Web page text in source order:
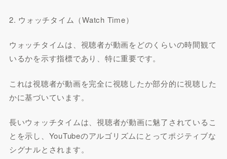
2. ウォッチタイム（Watch Time）
ウォッチタイムは、視聴者が動画をどのくらいの時間観て
いるかを示す指標であり、特に重要です。
これは視聴者が動画を完全に視聴したか部分的に視聴した
かに基づいています。
長いウォッチタイムは、視聴者が動画に魅了されているこ
とを示し、YouTubeのアルゴリズムにとってポジティブな
シグナルとされます。